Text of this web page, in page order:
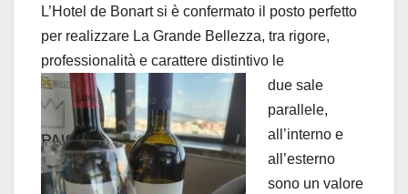
L’Hotel de Bonart si è confermato il posto perfetto
per realizzare La Grande Bellezza, tra rigore,
professionalità e carattere distintivo le
due sale
parallele,
all’interno e
all’esterno
sono un valore